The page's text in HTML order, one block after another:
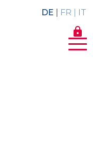
lock
DE FR IT